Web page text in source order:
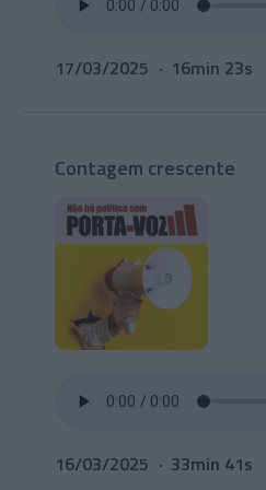
17/03/2025 16min 23s
Contagem crescente
16/03/2025 33min 41s